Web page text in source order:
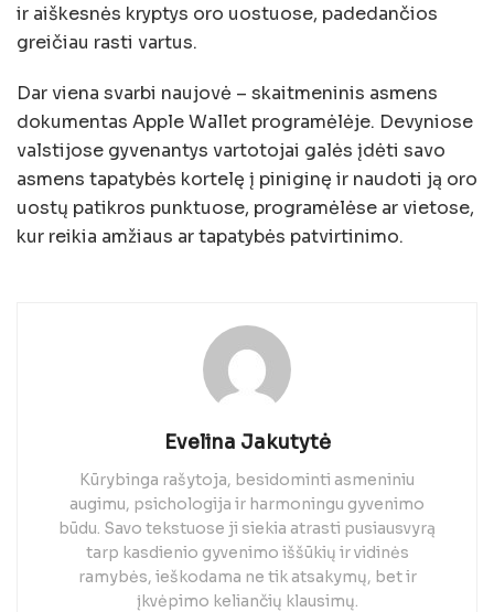
ir aiškesnės kryptys oro uostuose, padedančios
greičiau rasti vartus.
Dar viena svarbi naujovė – skaitmeninis asmens
dokumentas Apple Wallet programėlėje. Devyniose
valstijose gyvenantys vartotojai galės įdėti savo
asmens tapatybės kortelę į piniginę ir naudoti ją oro
uostų patikros punktuose, programėlėse ar vietose,
kur reikia amžiaus ar tapatybės patvirtinimo.
Evelina Jakutytė
Kūrybinga rašytoja, besidominti asmeniniu
augimu, psichologija ir harmoningu gyvenimo
būdu. Savo tekstuose ji siekia atrasti pusiausvyrą
tarp kasdienio gyvenimo iššūkių ir vidinės
ramybės, ieškodama ne tik atsakymų, bet ir
įkvėpimo keliančių klausimų.